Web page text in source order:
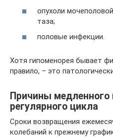
опухоли
таза;
половые инфекции.
Хотя гипоменорея бывает
правило, – это
Причины медленного
регулярного цикла
Сроки возвращения
колебаний к прежнему